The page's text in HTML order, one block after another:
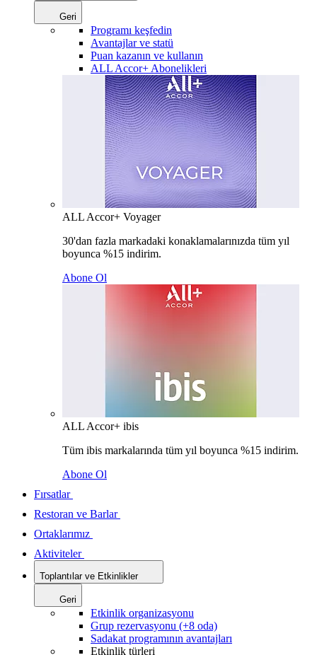
Geri
Programı keşfedin
Avantajlar ve statü
Puan kazanın ve kullanın
ALL Accor+ Abonelikleri
ALL Accor+ Voyager
30'dan fazla markadaki konaklamalarınızda tüm yıl
boyunca %15 indirim.
Abone Ol
ALL Accor+ ibis
Tüm ibis markalarında tüm yıl boyunca %15 indirim.
Abone Ol
Fırsatlar
Restoran ve Barlar
Ortaklarımız
Aktiviteler
Toplantılar ve Etkinlikler
Geri
Etkinlik organizasyonu
Grup rezervasyonu (+8 oda)
Sadakat programının avantajları
Etkinlik türleri